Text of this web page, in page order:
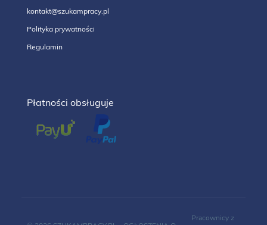
kontakt@szukampracy.pl
Polityka prywatności
Regulamin
Płatności obsługuje
Pracownicy z